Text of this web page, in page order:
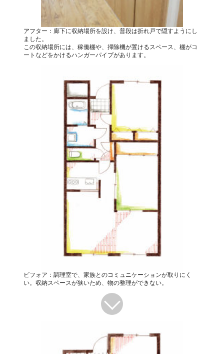
アフター：廊下に収納場所を設け、普段は折れ戸で隠すようにし
ました。
この収納場所には、稼働棚や、掃除機が置けるスペース、棚がコ
ートなどをかけるハンガーパイプがあります。
ビフォア：調理室で、家族とのコミュニケーションが取りにく
い。収納スペースが狭いため、物の整理ができない。